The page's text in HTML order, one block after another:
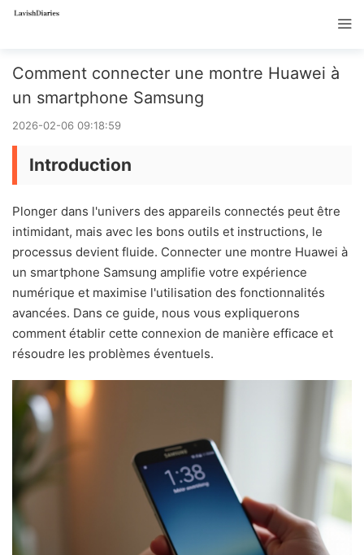
Comment connecter une montre Huawei à
un smartphone Samsung
2026-02-06 09:18:59
Introduction
Plonger dans l'univers des appareils connectés peut être
intimidant, mais avec les bons outils et instructions, le
processus devient fluide. Connecter une montre Huawei à
un smartphone Samsung amplifie votre expérience
numérique et maximise l'utilisation des fonctionnalités
avancées. Dans ce guide, nous vous expliquerons
comment établir cette connexion de manière efficace et
résoudre les problèmes éventuels.